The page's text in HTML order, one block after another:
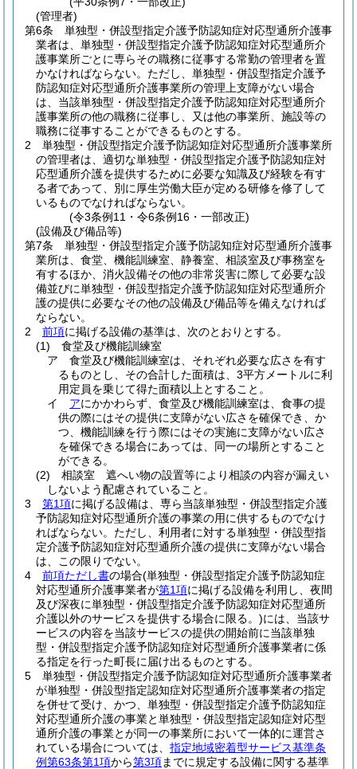
(管理者)
第6条
単独型・併設型指定介護予防認知症対応型通所介護事
業者は、単独型・併設型指定介護予防認知症対応型通所介
護事業所ごとに専らその職務に従事する常勤の管理者を置
かなければならない。 ただし、単独型・併設型指定介護予
防認知症対応型通所介護事業所の管理上支障がない場合
は、当該単独型・併設型指定介護予防認知症対応型通所介
護事業所の他の職務に従事し、又は他の事業所、施設等の
職務に従事することができるものとする。
2
単独型・併設型指定介護予防認知症対応型通所介護事業所
の管理者は、適切な単独型・併設型指定介護予防認知症対
応型通所介護を提供するために必要な知識及び経験を有す
る者であって、別に厚生労働大臣が定める研修を修了して
いるものでなければならない。
(令3条例11・令6条例16・一部改正)
(設備及び備品等)
第7条
単独型・併設型指定介護予防認知症対応型通所介護事
業所は、食堂、機能訓練室、静養室、相談室及び事務室を
有するほか、消火設備その他の非常災害に際して必要な設
備並びに単独型・併設型指定介護予防認知症対応型通所介
護の提供に必要なその他の設備及び備品等を備えなければ
ならない。
2
前項に掲げる設備の基準は、次のとおりとする。
(1)
食堂及び機能訓練室
ア
食堂及び機能訓練室は、それぞれ必要な広さを有す
るものとし、その合計した面積は、3平方メートルに利
用定員を乗じて得た面積以上とすること。
イ
アにかかわらず、食堂及び機能訓練室は、食事の提
供の際にはその提供に支障がない広さを確保でき、か
つ、機能訓練を行う際にはその実施に支障がない広さ
を確保できる場合にあっては、同一の場所とすること
ができる。
(2)
相談室 遮へい物の設置等により相談の内容が漏えい
しないよう配慮されていること。
3
第1項に掲げる設備は、専ら当該単独型・併設型指定介護
予防認知症対応型通所介護の事業の用に供するものでなけ
ればならない。 ただし、利用者に対する単独型・併設型指
定介護予防認知症対応型通所介護の提供に支障がない場合
は、この限りでない。
4
前項ただし書の場合(単独型・併設型指定介護予防認知症
対応型通所介護事業者が第1項に掲げる設備を利用し、夜間
及び深夜に単独型・併設型指定介護予防認知症対応型通所
介護以外のサービスを提供する場合に限る。)には、当該サ
ービスの内容を当該サービスの提供の開始前に当該単独
型・併設型指定介護予防認知症対応型通所介護事業者に係
る指定を行った町長に届け出るものとする。
5
単独型・併設型指定介護予防認知症対応型通所介護事業者
が単独型・併設型指定認知症対応型通所介護事業者の指定
を併せて受け、かつ、単独型・併設型指定介護予防認知症
対応型通所介護の事業と単独型・併設型指定認知症対応型
通所介護の事業とが同一の事業所において一体的に運営さ
れている場合については、 指定地域密着型サービス基準条
例第63条第1項から第3項までに規定する設備に関する基準